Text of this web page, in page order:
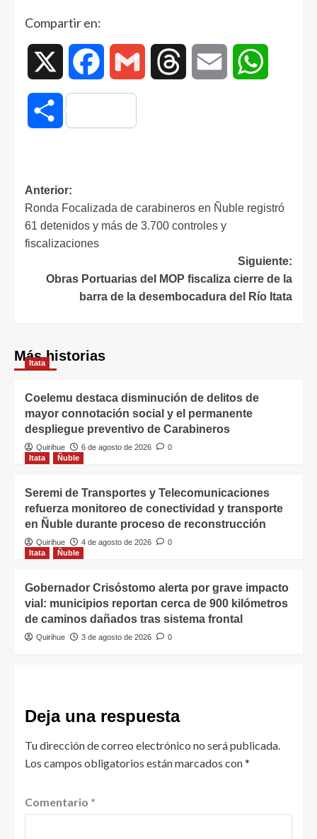
Compartir en:
Facebook Gmail Threads Email
Compartir
Anterior:
Ronda Focalizada de carabineros en Ñuble registró
61 detenidos y más de 3.700 controles y
fiscalizaciones
Siguiente:
Obras Portuarias del MOP fiscaliza cierre de la
barra de la desembocadura del Río Itata
Más historias
Itata
Coelemu destaca disminución de delitos de
mayor connotación social y el permanente
despliegue preventivo de Carabineros
Quirihue 6 de agosto de 2026
0
Itata
Ñuble
Seremi de Transportes y Telecomunicaciones
refuerza monitoreo de conectividad y transporte
en Ñuble durante proceso de reconstrucción
Quirihue 4 de agosto de 2026
0
Itata
Ñuble
Gobernador Crisóstomo alerta por grave impacto
vial: municipios reportan cerca de 900 kilómetros
de caminos dañados tras sistema frontal
Quirihue 3 de agosto de 2026 0
Deja una respuesta
Tu dirección de correo electrónico no será publicada.
Los campos obligatorios están marcados con*
Comentario *